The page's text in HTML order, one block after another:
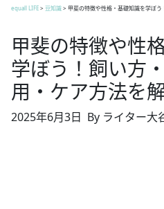
equall LIFE> 豆知識> 甲斐の特徴や性格・基礎知識を学ぼ
甲斐の特徴や性
学ぼう！飼い方
用・ケア方法を
2025年6月3日 By ライター大